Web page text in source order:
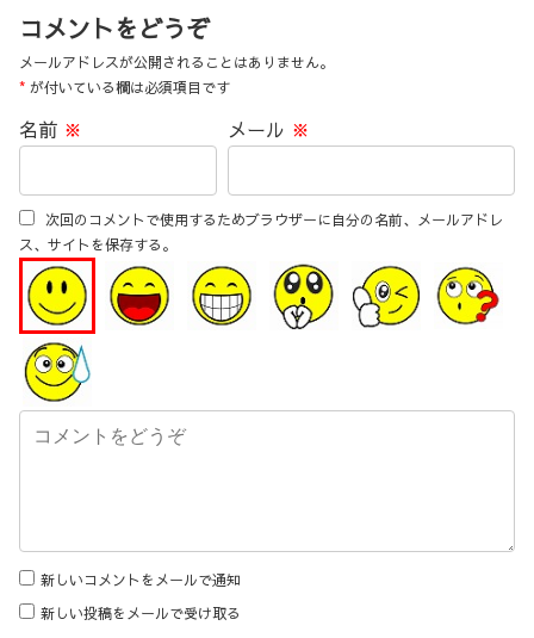
コメントをどうぞ
メールアドレスが公開されることはありません。
* が付いている欄は必須項目です
名前 ※ メール ※
次回のコメントで使用するためブラウザーに自分の名前、メールアドレ
ス、サイトを保存する。
新しいコメントをメールで通知
新しい投稿をメールで受け取る